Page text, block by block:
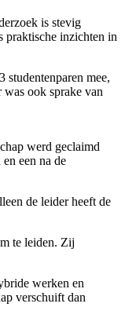
is stevig
praktische inzichten in
studentenparen mee,
ook sprake van
werd geclaimd
een na de
de leider heeft de
te leiden. Zij
werken en
verschuift dan